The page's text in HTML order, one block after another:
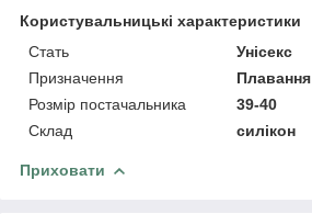
Користувальницькі характеристики
Стать
Унісекс
Призначення
Плавання
Розмір постачальника
39-40
Склад
силікон
Приховати